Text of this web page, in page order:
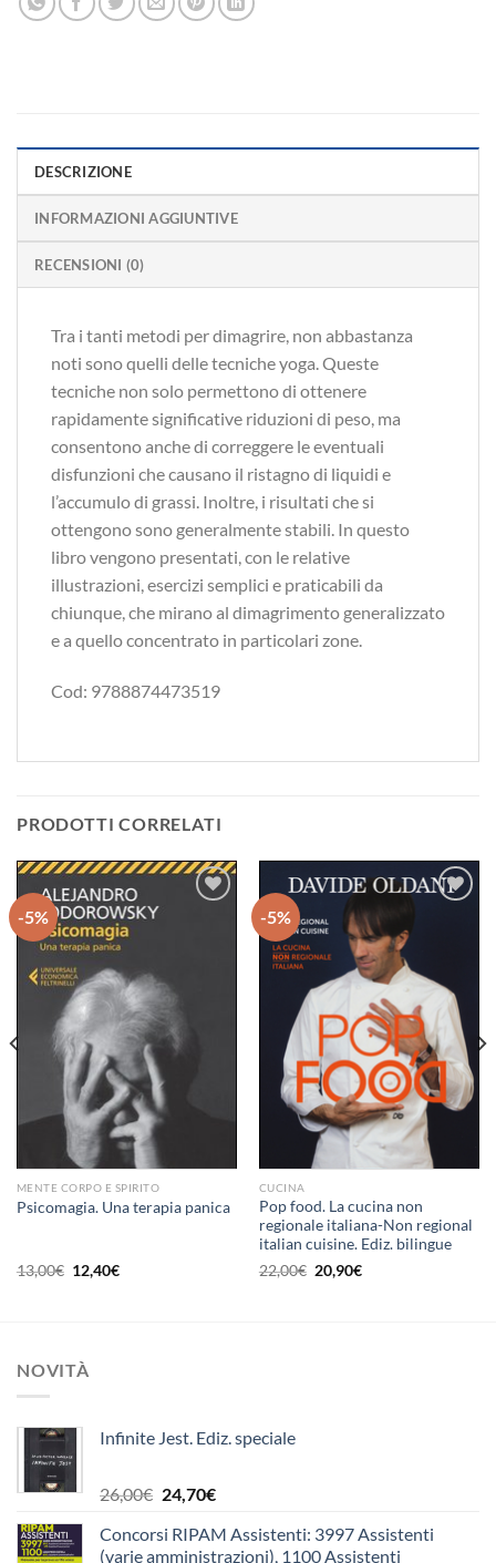
DESCRIZIONE
INFORMAZIONI AGGIUNTIVE
RECENSIONI (0)
Tra i tanti metodi per dimagrire, non abbastanza
noti sono quelli delle tecniche yoga. Queste
tecniche non solo permettono di ottenere
rapidamente significative riduzioni di peso, ma
consentono anche di correggere le eventuali
disfunzioni che causano il ristagno di liquidi e
l’accumulo di grassi. Inoltre, i risultati che si
ottengono sono generalmente stabili. In questo
libro vengono presentati, con le relative
illustrazioni, esercizi semplici e praticabili da
chiunque, che mirano al dimagrimento generalizzato
e a quello concentrato in particolari zone.
Cod: 9788874473519
PRODOTTI CORRELATI
-5%
MENTE CORPO E SPIRITO
Psicomagia. Una terapia panica
13,00€ Il
prezzo
12,40€Il
-5%
dei
desideri
CUCINA
Pop food. La cucina non
regionale italiana-Non regional
italian cuisine. Ediz. bilingue
22,00€ Il
prezzo
20,90€Il
NOVITÀ
Infinite Jest. Ediz. speciale
26,00€ Il
originale
24,70€Il
attuale
Concorsi RIPAM Assistenti: 3997 Assistenti
(varie amministrazioni), 1100 Assistenti